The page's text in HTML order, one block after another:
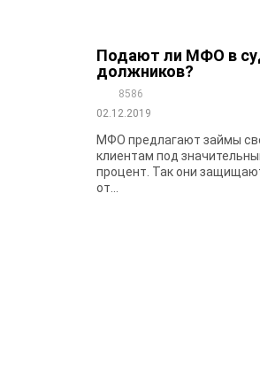
Подают ли МФО в
должников?
8586
02.12.2019
МФО предлагают займы
клиентам под
процент. Так они
от...